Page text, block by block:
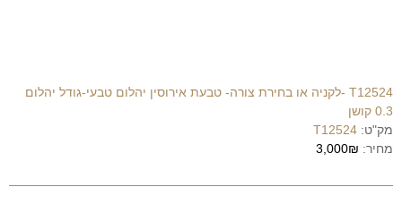
T12524 -לקניה או בחירת צורה- טבעת אירוסין יהלום טבעי-גודל יהלום
0.3 קושן
מק"ט: T12524
מחיר: 3,000₪